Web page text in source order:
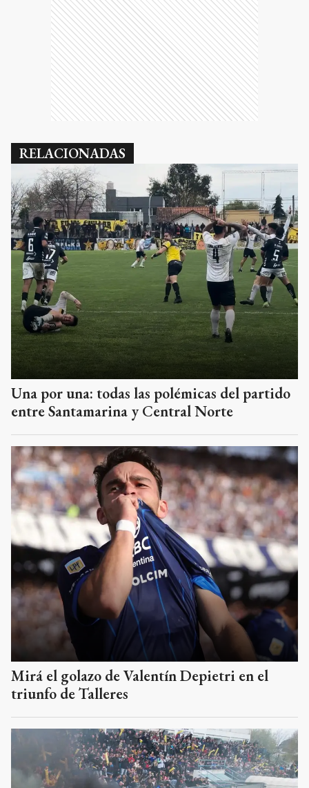
RELACIONADAS
Una por una: todas las polémicas del partido
entre Santamarina y Central Norte
Mirá el golazo de Valentín Depietri en el
triunfo de Talleres